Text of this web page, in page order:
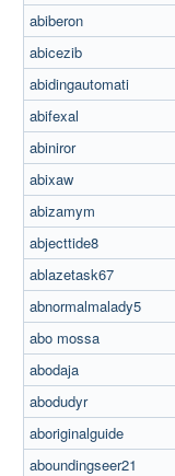
abiberon
abicezib
abidingautomati
abifexal
abiniror
abixaw
abizamym
abjecttide8
ablazetask67
abnormalmalady5
abo mossa
abodaja
abodudyr
aboriginalguide
aboundingseer21